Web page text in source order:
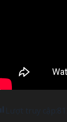
Lượt truy cập: